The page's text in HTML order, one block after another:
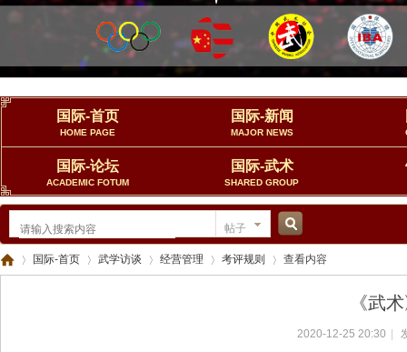
国际-首页
HOME PAGE
国际-新闻
MAJOR NEWS
国际-论坛
ACADEMIC FOTUM
国际-武术
SHARED GROUP
帖子
搜
国际-首页 武学访谈 经营管理 考评规则 查看内容
《武
2020-12-25 20:30